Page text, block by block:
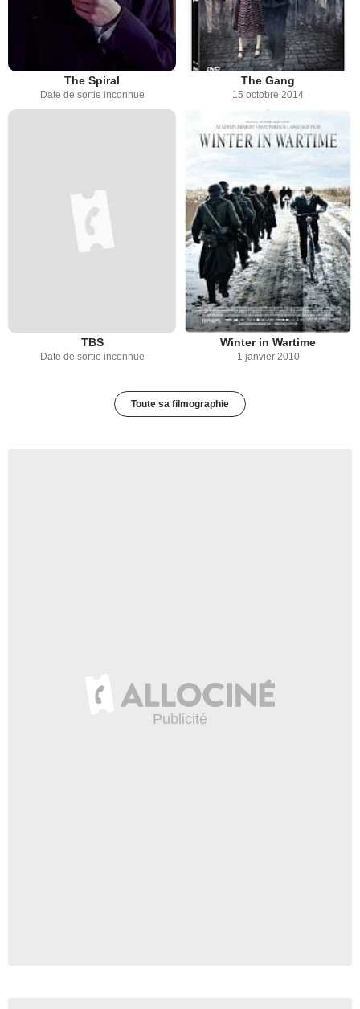
The Spiral
Date de sortie inconnue
The Gang
15 octobre 2014
TBS
Date de sortie inconnue
Winter in Wartime
1 janvier 2010
Toute sa filmographie